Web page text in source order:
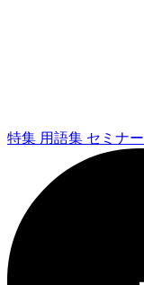
特集 用語集 セミナー